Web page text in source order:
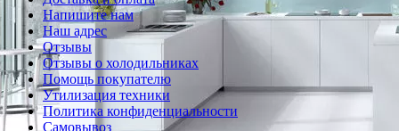
Напишите нам
Наш адрес
Отзывы
Отзывы о холодильниках
Помощь покупателю
Утилизация техники
Политика конфиденциальности
Самовывоз